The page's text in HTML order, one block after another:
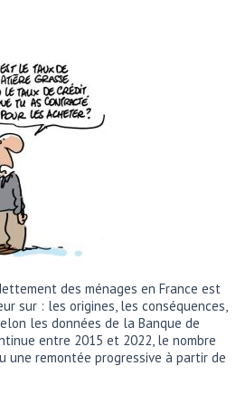
des ménages en France est
sur : les origines, les conséquences,
les données de la Banque de
entre 2015 et 2022, le nombre
une remontée progressive à partir de